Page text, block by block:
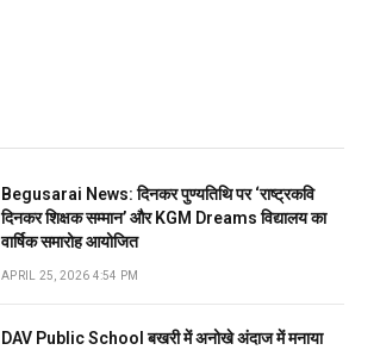
Begusarai News: दिनकर पुण्यतिथि पर ‘राष्ट्रकवि
दिनकर शिक्षक सम्मान’ और KGM Dreams विद्यालय का
वार्षिक समारोह आयोजित
APRIL 25, 2026 4:54 PM
DAV Public School बखरी में अनोखे अंदाज में मनाया